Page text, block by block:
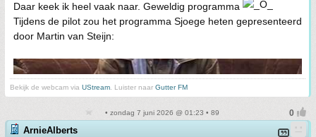
Daar keek ik heel vaak naar. Geweldig programma
Tijdens de pilot zou het programma Sjoege heten gepresenteerd
door Martin van Steijn:
Bekijk de webcam via UStream . Luister naar Gutter FM
• zondag 7 juni 2026 @ 01:23 • 89
ArnieAlberts